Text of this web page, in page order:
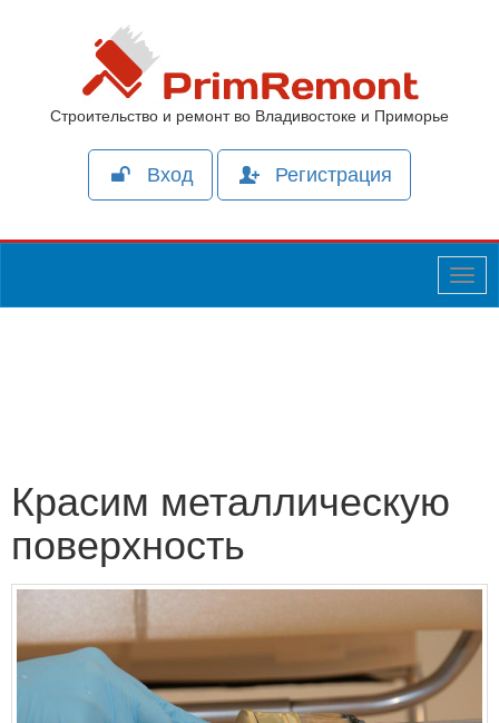
Строительство и ремонт во Владивостоке и Приморье
Вход Регистрация
Красим металлическую
поверхность